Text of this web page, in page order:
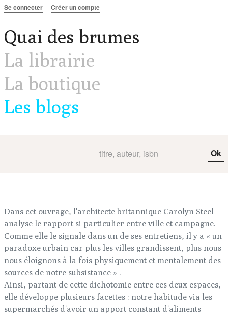
Aller au contenu
Se connecter Créer un compte
La librairie
La boutique
Les blogs
Quai des brumes
Ok
Dans cet ouvrage, l'architecte britannique Carolyn Steel
analyse le rapport si particulier entre ville et campagne.
Comme elle le signale dans un de ses entretiens, il y a « un
paradoxe urbain car plus les villes grandissent, plus nous
nous éloignons à la fois physiquement et mentalement des
sources de notre subsistance » .
Ainsi, partant de cette dichotomie entre ces deux espaces,
elle développe plusieurs facettes : notre habitude via les
supermarchés d'avoir un apport constant d'aliments